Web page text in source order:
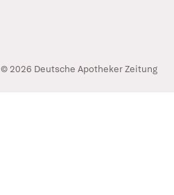
© 2026 Deutsche Apotheker Zeitung